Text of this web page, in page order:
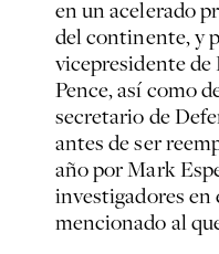
en un acelerado
del continente, y
vicepresidente
Pence, así como
secretario de
antes de ser
año por Mark
investigadores
mencionado al